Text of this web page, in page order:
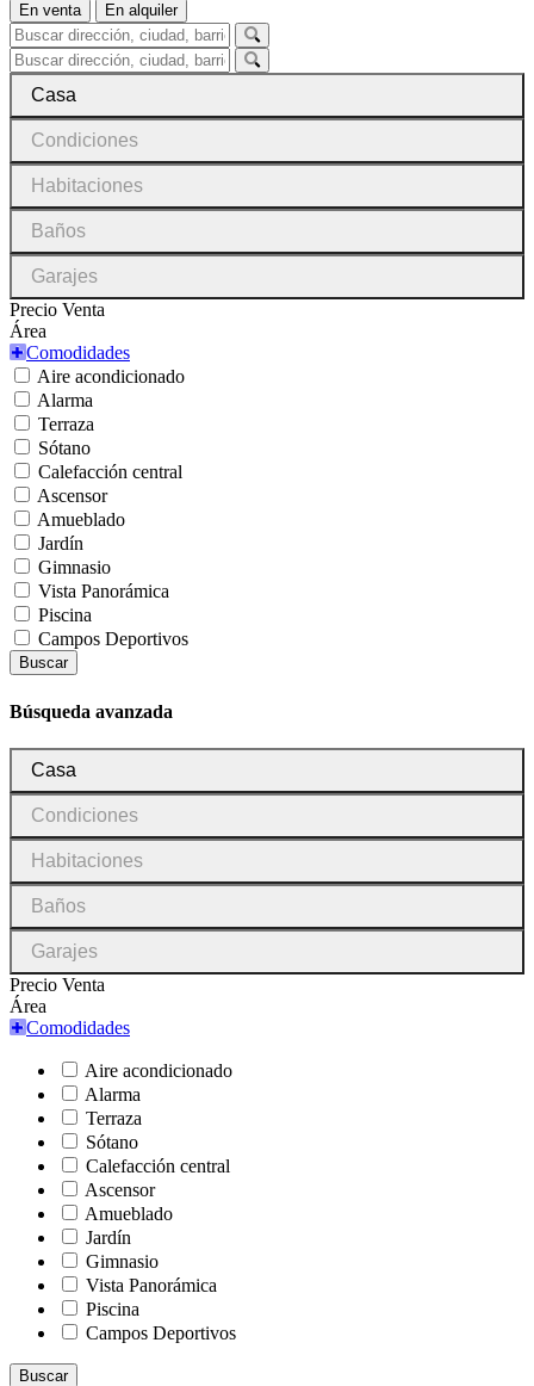
En venta En alquiler
Casa
Condiciones
Habitaciones
Baños
Garajes
Precio Venta
Área
Comodidades
Aire acondicionado
Alarma
Terraza
Sótano
Calefacción central
Ascensor
Amueblado
Jardín
Gimnasio
Vista Panorámica
Piscina
Campos Deportivos
Buscar
Búsqueda avanzada
Tipo
inmueble
Casa
Condiciones
Condiciones
Habitaciones
Habitaciones
Baños
Baños
Garajes
Garajes
Precio Venta
Área
Comodidades
Aire acondicionado
Alarma
Terraza
Sótano
Calefacción central
Ascensor
Amueblado
Jardín
Gimnasio
Vista Panorámica
Piscina
Campos Deportivos
Buscar